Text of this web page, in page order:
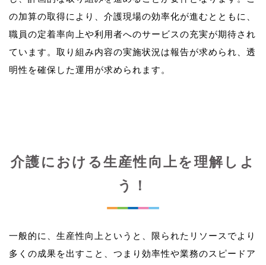
の加算の取得により、介護現場の効率化が進むとともに、
職員の定着率向上や利用者へのサービスの充実が期待され
ています。取り組み内容の実施状況は報告が求められ、透
介護における生産性向上を理解しよ
う！
一般的に、生産性向上というと、限られたリソースでより
多くの成果を出すこと、つまり効率性や業務のスピードア